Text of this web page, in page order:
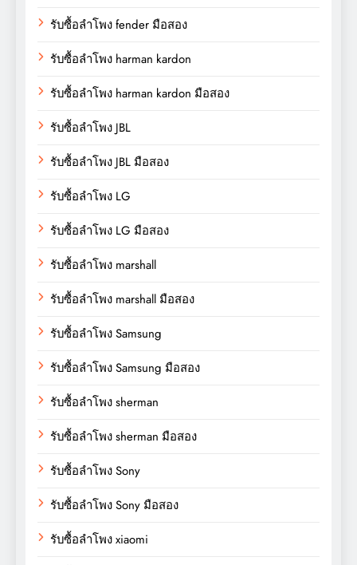
รับซื้อลำโพง fender มือสอง
รับซื้อลำโพง harman kardon
รับซื้อลำโพง harman kardon มือสอง
รับซื้อลำโพง JBL
รับซื้อลำโพง JBL มือสอง
รับซื้อลำโพง LG
รับซื้อลำโพง LG มือสอง
รับซื้อลำโพง marshall
รับซื้อลำโพง marshall มือสอง
รับซื้อลำโพง Samsung
รับซื้อลำโพง Samsung มือสอง
รับซื้อลำโพง sherman
รับซื้อลำโพง sherman มือสอง
รับซื้อลำโพง Sony
รับซื้อลำโพง Sony มือสอง
รับซื้อลำโพง xiaomi